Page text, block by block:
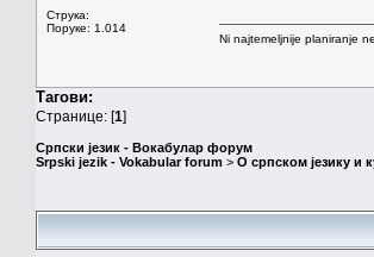
Струка:
Поруке: 1.014
Ni najtemeljnije planiranje
Тагови:
Странице: [1]
Српски језик - Вокабулар форум
Srpski jezik - Vokabular forum > О српском језику и